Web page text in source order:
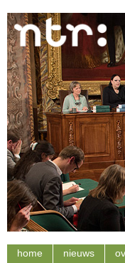
home nieuws